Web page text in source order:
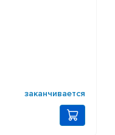
заканчивается